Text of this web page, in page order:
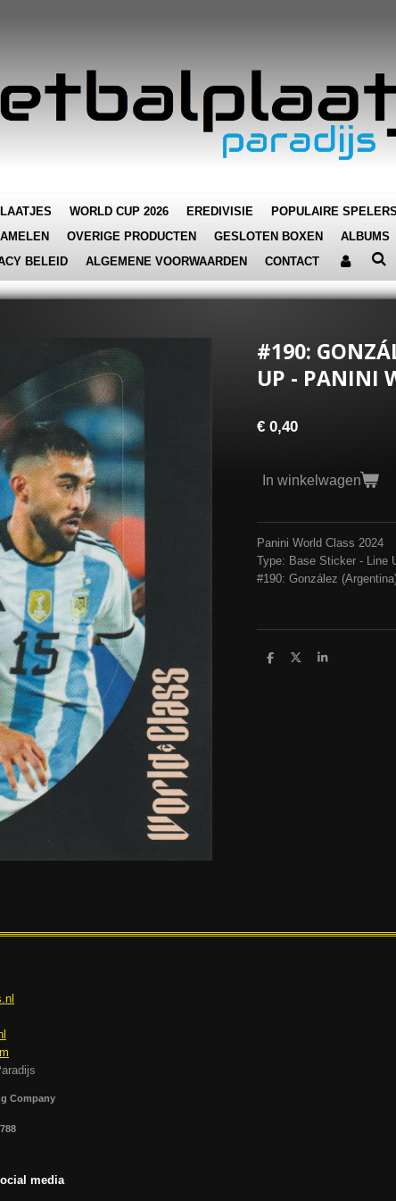
WORLD CUP 2026 EREDIVISIE POPULAIRE SPELERS
OVERIGE PRODUCTEN GESLOTEN BOXEN ALBUMS
BELEID ALGEMENE VOORWAARDEN CONTACT
#190:
UP - PANINI
€ 0,40
In winkelwagen
Panini World Class 2024
Type: Base Sticker - Line
#190: González
D
D
S
Company
media